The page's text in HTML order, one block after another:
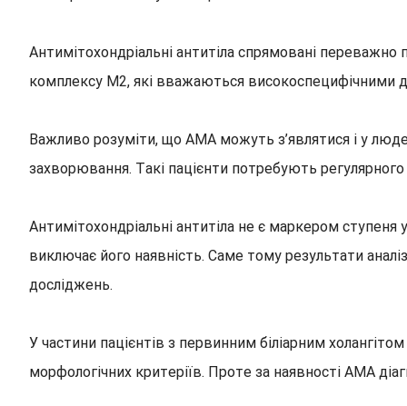
Антимітохондріальні антитіла спрямовані
комплексу M2, які вважаються високоспецифічними
Важливо розуміти, що AMA можуть з’являтися і у
захворювання. Такі пацієнти потребують
Антимітохондріальні антитіла не є маркером
виключає його наявність. Саме тому результати
досліджень.
У частини пацієнтів з первинним біліарним
морфологічних критеріїв. Проте за наявності AMA